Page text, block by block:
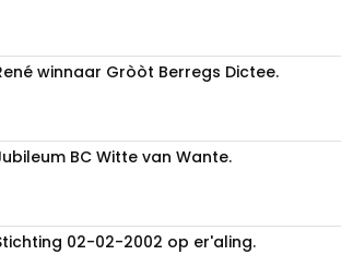
winnaar Gròòt Berregs Dictee.
BC Witte van Wante.
02-02-2002 op er'aling.